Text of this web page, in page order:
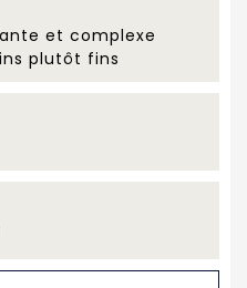
et complexe
plutôt fins